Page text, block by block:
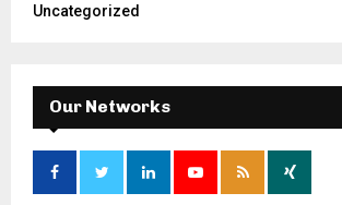
Uncategorized
Our Networks